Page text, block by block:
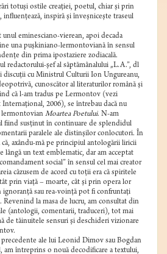
totuşi ostile creaţiei, poetul, chiar şi prin
influenţează, inspiră şi înveşniceşte traseul
unul eminesciano-vierean, apoi decada
una puşkiniano-lermontoviană în sensul
din prima ipostaziere zodiacală.
redactorului-şef al săptămânalului „L.A.”, dl
discuţii cu Ministrul Culturii Ion Ungureanu,
cunoscător al literaturilor română şi
că l-am tradus pe Lermontov (vezi
Internaţional, 2006), se întrebau dacă nu
lermontovian Moartea Poetului. N-am
fiind susţinut în continuare de splendidul
paralele ale distinşilor conlocutori. În
că, axându-mă pe principiul antologării liricii
un text emblematic, dar am acceptat
social” în sensul cel mai creator
căzusem de acord cu toţii era că spiritele
prin viaţă – moarte, cât şi prin opera lor
ignoranţă sau rea-voinţă pot fi confruntaţi
la masa de lucru, am consultat din
(antologii, comentarii, traduceri), tot mai
de tăinuitele sensuri şi deschideri vizionare
ale lui Leonid Dimov sau Bogdan
am întreprins o nouă decodificare a textului,